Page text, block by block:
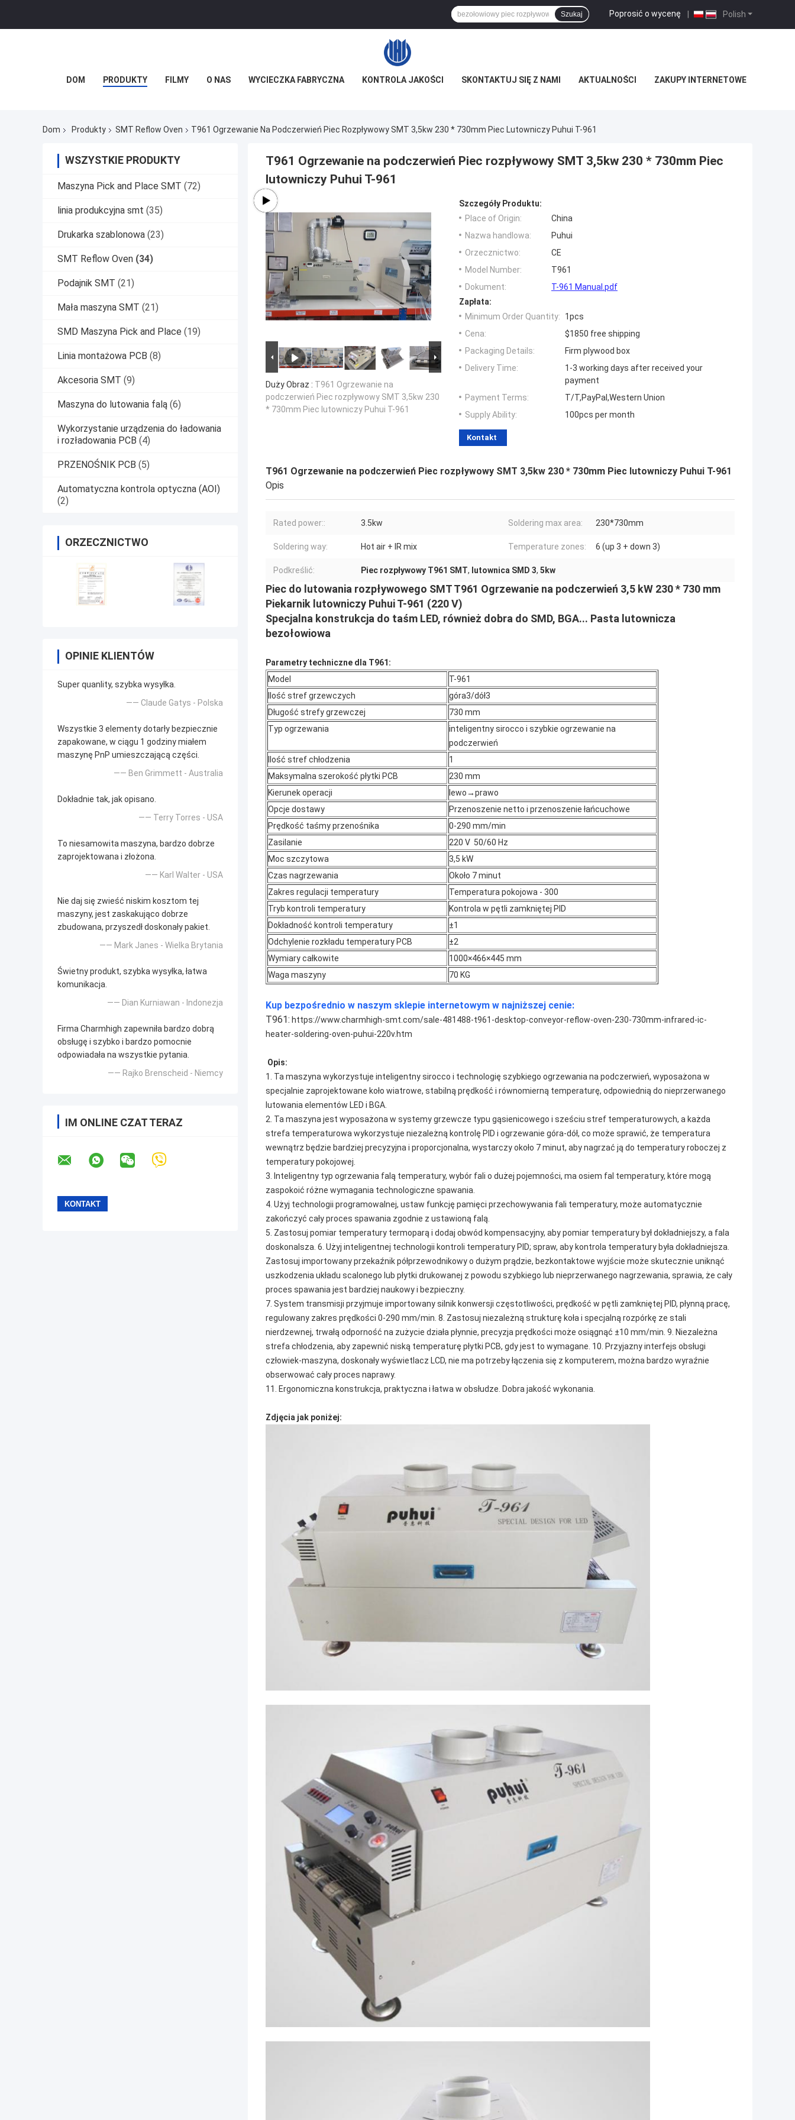
Polish
Poprosić o wycenę |
Szukaj
DOM PRODUKTY FILMY O NAS WYCIECZKA FABRYCZNA KONTROLA JAKOŚCI SKONTAKTUJ SIĘ Z NAMI AKTUALNOŚCI ZAKUPY INTERNETOWE
Dom Produkty SMT Reflow Oven T961 Ogrzewanie Na Podczerwień Piec Rozpływowy SMT 3,5kw 230 * 730mm Piec Lutowniczy Puhui T-961
WSZYSTKIE PRODUKTY
Maszyna Pick and Place SMT (72)
linia produkcyjna smt (35)
Drukarka szablonowa (23)
SMT Reflow Oven (34)
Podajnik SMT (21)
Mała maszyna SMT (21)
SMD Maszyna Pick and Place (19)
Linia montażowa PCB (8)
Akcesoria SMT (9)
Maszyna do lutowania falą (6)
Wykorzystanie urządzenia do ładowania
i rozładowania PCB (4)
PRZENOŚNIK PCB (5)
Automatyczna kontrola optyczna (AOI)
(2)
ORZECZNICTWO
OPINIE KLIENTÓW
Super quanlity, szybka wysyłka.
—— Claude Gatys - Polska
Wszystkie 3 elementy dotarły bezpiecznie
zapakowane, w ciągu 1 godziny miałem
maszynę PnP umieszczającą części.
—— Ben Grimmett - Australia
Dokładnie tak, jak opisano.
—— Terry Torres - USA
To niesamowita maszyna, bardzo dobrze
zaprojektowana i złożona.
—— Karl Walter - USA
Nie daj się zwieść niskim kosztom tej
maszyny, jest zaskakująco dobrze
zbudowana, przyszedł doskonały pakiet.
—— Mark Janes - Wielka Brytania
Świetny produkt, szybka wysyłka, łatwa
komunikacja.
—— Dian Kurniawan - Indonezja
Firma Charmhigh zapewniła bardzo dobrą
obsługę i szybko i bardzo pomocnie
odpowiadała na wszystkie pytania.
—— Rajko Brenscheid - Niemcy
IM ONLINE CZAT TERAZ
T961 Ogrzewanie na podczerwień Piec rozpływowy SMT 3,5kw 230 * 730mm Piec
lutowniczy Puhui T-961
Duży Obraz : T961 Ogrzewanie na
podczerwień Piec rozpływowy SMT 3,5kw 230
* 730mm Piec lutowniczy Puhui T-961
Szczegóły Produktu:
Place of Origin:
China
Nazwa handlowa:
Puhui
Orzecznictwo:
CE
Model Number:
T961
Dokument:
T-961 Manual.pdf
Zapłata:
Minimum Order Quantity:
1pcs
Cena:
$1850 free shipping
Packaging Details:
Firm plywood box
Delivery Time:
1-3 working days after received your
payment
Payment Terms:
T/T,PayPal,Western Union
Supply Ability:
100pcs per month
Kontakt
T961 Ogrzewanie na podczerwień Piec rozpływowy SMT 3,5kw 230 * 730mm Piec lutowniczy Puhui T-961
Opis
Rated power:: 3.5kw Soldering max area: 230*730mm
Soldering way: Hot air + IR mix Temperature zones: 6 (up 3 + down 3)
Podkreślić: Piec rozpływowy T961 SMT, lutownica SMD 3, 5kw
Piec do lutowania rozpływowego SMT T961 Ogrzewanie na podczerwień 3,5 kW 230 * 730 mm
Piekarnik lutowniczy Puhui T-961 (220 V)
Specjalna konstrukcja do taśm LED, również dobra do SMD, BGA... Pasta lutownicza
bezołowiowa
Parametry techniczne dla T961:
Model
T-961
Ilość stref grzewczych
góra3/dół3
Długość strefy grzewczej
730 mm
Typ ogrzewania
inteligentny sirocco i szybkie ogrzewanie na
podczerwień
Ilość stref chłodzenia
1
Maksymalna szerokość płytki PCB
230 mm
Kierunek operacji
lewo→prawo
Opcje dostawy
Przenoszenie netto i przenoszenie łańcuchowe
Prędkość taśmy przenośnika
0-290 mm/min
Zasilanie
220 V 50/60 Hz
Moc szczytowa
3,5 kW
Czas nagrzewania
Około 7 minut
Zakres regulacji temperatury
Temperatura pokojowa - 300
Tryb kontroli temperatury
Kontrola w pętli zamkniętej PID
Dokładność kontroli temperatury
±1
Odchylenie rozkładu temperatury PCB
±2
Wymiary całkowite
1000×466×445 mm
Waga maszyny
70 KG
Kup bezpośrednio w naszym sklepie internetowym w najniższej cenie:
T961: https://www.charmhigh-smt.com/sale-481488-t961-desktop-conveyor-reflow-oven-230-730mm-infrared-ic-
heater-soldering-oven-puhui-220v.htm
Opis:
1. Ta maszyna wykorzystuje inteligentny sirocco i technologię szybkiego ogrzewania na podczerwień, wyposażona w
specjalnie zaprojektowane koło wiatrowe, stabilną prędkość i równomierną temperaturę, odpowiednią do nieprzerwanego
lutowania elementów LED i BGA.
2. Ta maszyna jest wyposażona w systemy grzewcze typu gąsienicowego i sześciu stref temperaturowych, a każda
strefa temperaturowa wykorzystuje niezależną kontrolę PID i ogrzewanie góra-dół, co może sprawić, że temperatura
wewnątrz będzie bardziej precyzyjna i proporcjonalna, wystarczy około 7 minut, aby nagrzać ją do temperatury roboczej z
temperatury pokojowej.
3. Inteligentny typ ogrzewania falą temperatury, wybór fali o dużej pojemności, ma osiem fal temperatury, które mogą
zaspokoić różne wymagania technologiczne spawania.
4. Użyj technologii programowalnej, ustaw funkcję pamięci przechowywania fali temperatury, może automatycznie
zakończyć cały proces spawania zgodnie z ustawioną falą.
5. Zastosuj pomiar temperatury termoparą i dodaj obwód kompensacyjny, aby pomiar temperatury był dokładniejszy, a fala
doskonalsza. 6. Użyj inteligentnej technologii kontroli temperatury PID; spraw, aby kontrola temperatury była dokładniejsza.
Zastosuj importowany przekaźnik półprzewodnikowy o dużym prądzie, bezkontaktowe wyjście może skutecznie uniknąć
uszkodzenia układu scalonego lub płytki drukowanej z powodu szybkiego lub nieprzerwanego nagrzewania, sprawia, że cały
proces spawania jest bardziej naukowy i bezpieczny.
7. System transmisji przyjmuje importowany silnik konwersji częstotliwości, prędkość w pętli zamkniętej PID, płynną pracę,
regulowany zakres prędkości 0-290 mm/min. 8. Zastosuj niezależną strukturę koła i specjalną rozpórkę ze stali
nierdzewnej, trwałą odporność na zużycie działa płynnie, precyzja prędkości może osiągnąć ±10 mm/min. 9. Niezależna
strefa chłodzenia, aby zapewnić niską temperaturę płytki PCB, gdy jest to wymagane. 10. Przyjazny interfejs obsługi
człowiek-maszyna, doskonały wyświetlacz LCD, nie ma potrzeby łączenia się z komputerem, można bardzo wyraźnie
obserwować cały proces naprawy.
11. Ergonomiczna konstrukcja, praktyczna i łatwa w obsłudze. Dobra jakość wykonania.
Zdjęcia jak poniżej: